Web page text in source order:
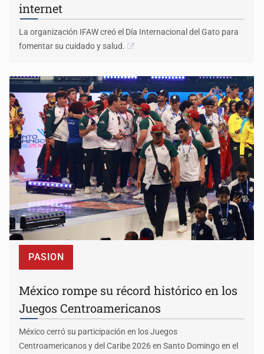
internet
La organización IFAW creó el Día Internacional del Gato para
fomentar su cuidado y salud.
PASION
México rompe su récord histórico en los
Juegos Centroamericanos
México cerró su participación en los Juegos
Centroamericanos y del Caribe 2026 en Santo Domingo en el